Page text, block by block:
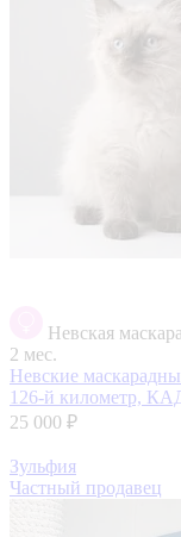
Невская
2 мес.
Невские
126-й километр,
25 000 ₽
Зульфия
Частный продавец